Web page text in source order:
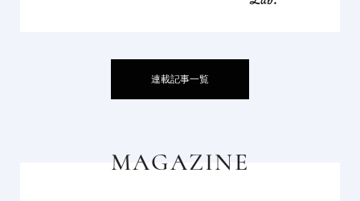
連載記事一覧
MAGAZINE